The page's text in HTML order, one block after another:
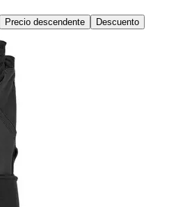
Precio descendente Descuento